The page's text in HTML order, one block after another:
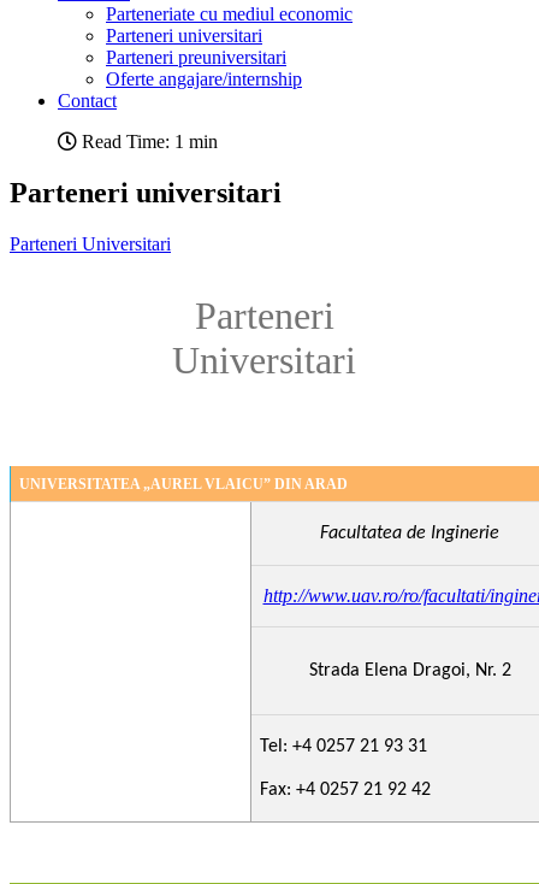
Parteneriate cu mediul economic
Parteneri universitari
Parteneri preuniversitari
Oferte angajare/internship
Contact
Read Time: 1 min
Parteneri universitari
Parteneri Universitari
Parteneri
Universitari
UNIVERSITATEA „AUREL VLAICU” DIN ARAD
Facultatea de Inginerie
http://www.uav.ro/ro/facultati/
Strada Elena Dragoi, Nr. 2
Tel: +4 0257 21 93 31
Fax: +4 0257 21 92 42